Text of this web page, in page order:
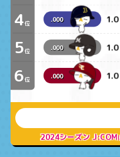
4位
5位
6位
1.0
.000
1.0
.000
1.0
.000
2024シーズン J:COM